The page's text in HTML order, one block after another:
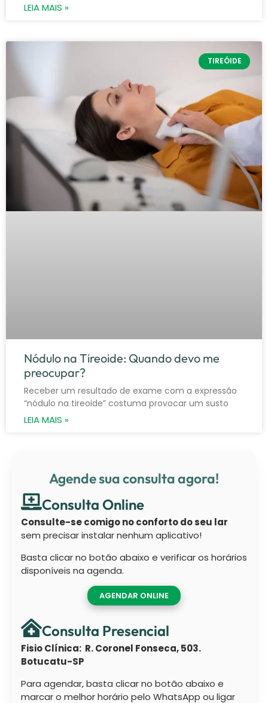
LEIA MAIS »
TIREÓIDE
Nódulo na Tireoide: Quando devo me
preocupar?
Receber um resultado de exame com a expressão
“nódulo na tireoide” costuma provocar um susto
LEIA MAIS »
Agende sua consulta agora!
Consulta Online
Consulte-se comigo no conforto do seu lar
sem precisar instalar nenhum aplicativo!
Basta clicar no botão abaixo e verificar os horários
disponíveis na agenda.
AGENDAR ONLINE
Consulta Presencial
Fisio Clínica: R. Coronel Fonseca, 503.
Botucatu-SP
Para agendar, basta clicar no botão abaixo e
marcar o melhor horário pelo WhatsApp ou ligar